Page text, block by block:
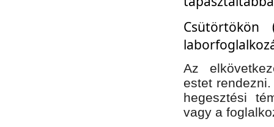
Az
estet
hegesztési
vagy a